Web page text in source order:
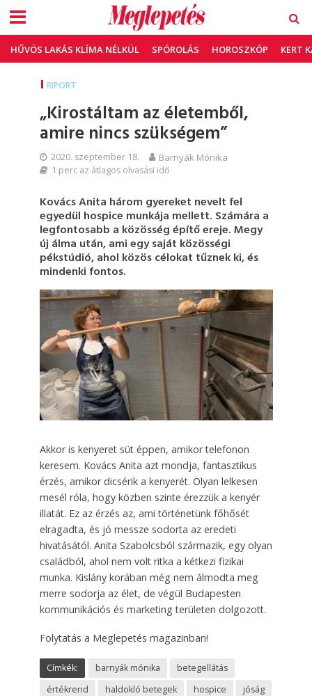
HŰVÖS LAKÁS KLÍMA NÉLKÜL SPÓROLÁS HOROSZKÓP KERT
RIPORT
„Kirostáltam az életemből,
amire nincs szükségem”
2020. szeptember 18. Barnyák Mónika
1 perc az átlagos olvasási idő
Kovács Anita három gyereket nevelt fel
egyedül hospice munkája mellett. Számára a
legfontosabb a közösség építő ereje. Megy
új álma után, ami egy saját közösségi
pékstúdió, ahol közös célokat tűznek ki, és
mindenki fontos.
Akkor is kenyeret süt éppen, amikor telefonon
keresem. Kovács Anita azt mondja, fantasztikus
érzés, amikor dicsérik a kenyerét. Olyan lelkesen
mesél róla, hogy közben szinte érezzük a kenyér
illatát. Ez az érzés az, ami történetünk főhősét
elragadta, és jó messze sodorta az eredeti
hivatásától. Anita Szabolcsból származik, egy olyan
családból, ahol nem volt ritka a kétkezi fizikai
munka. Kislány korában még nem álmodta meg
merre sodorja az élet, de végül Budapesten
kommunikációs és marketing területen dolgozott.
Folytatás a Meglepetés magazinban!
Címkék: barnyák mónika
betegellátás
értékrend
haldokló betegek hospice
jóság